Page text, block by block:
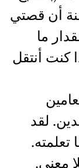
أن قصتي
ما
كنت أنتقل
لقد
معنى.